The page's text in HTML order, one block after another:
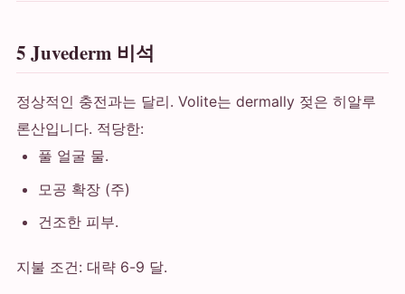
5 Juvederm 비석
정상적인 충전과는 달리. Volite는 dermally 젖은 히알루
론산입니다. 적당한:
풀 얼굴 물.
모공 확장 (주)
건조한 피부.
지불 조건: 대략 6-9 달.